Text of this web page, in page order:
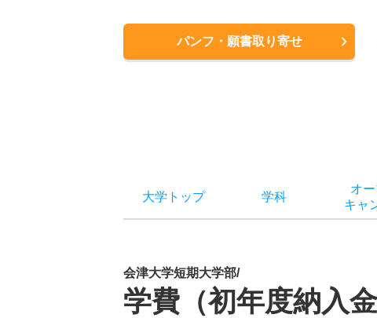
パンフ・願書取り寄せ
大学トップ 学科
オー
キャ
会津大学短期大学部/
学費（初年度納入